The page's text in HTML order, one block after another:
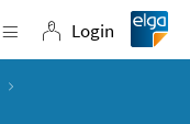
Navigation
Login
Login